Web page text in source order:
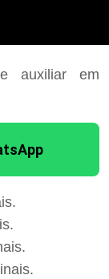
auxiliar em